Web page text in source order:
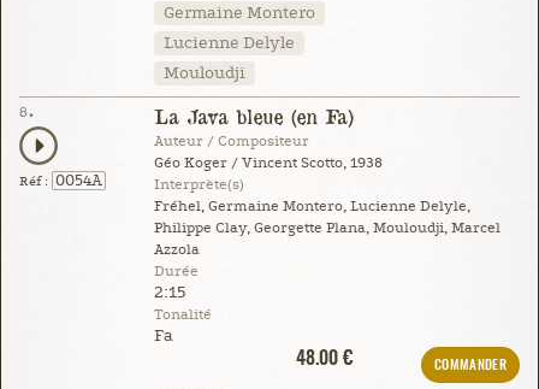
Germaine Montero
Lucienne Delyle
Mouloudji
8.
Réf : 0054A
La Java bleue (en Fa)
Auteur / Compositeur
Géo Koger / Vincent Scotto, 1938
Interprète(s)
Fréhel, Germaine Montero, Lucienne Delyle,
Philippe Clay, Georgette Plana, Mouloudji, Marcel
Azzola
Durée
2:15
Tonalité
Fa
48.00 €
COMMANDER